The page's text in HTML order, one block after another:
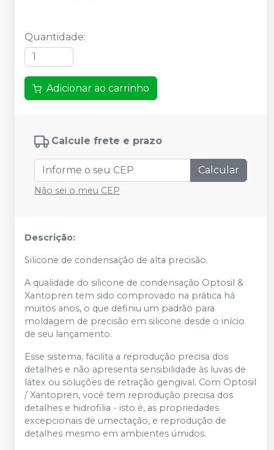
Quantidade:
Adicionar ao carrinho
Calcule frete e prazo
Calcular
Não sei o meu CEP
Descrição:
Silicone de condensação de alta precisão.
A qualidade do silicone de condensação Optosil &
Xantopren tem sido comprovado na prática há
muitos anos, o que definiu um padrão para
moldagem de precisão em silicone desde o início
de seu lançamento.
Esse sistema, facilita a reprodução precisa dos
detalhes e não apresenta sensibilidade às luvas de
látex ou soluções de retração gengival. Com Optosil
/ Xantopren, você tem reprodução precisa dos
detalhes e hidrofilia - isto é, as propriedades
excepcionais de umectação, e reprodução de
detalhes mesmo em ambientes úmidos.